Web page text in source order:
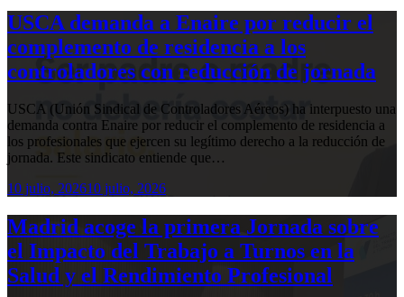
USCA demanda a Enaire por reducir el
complemento de residencia a los
controladores con reducción de jornada
USCA (Unión Sindical de Controladores Aéreos) ha interpuesto una
demanda contra Enaire por reducir el complemento de residencia a
los profesionales que ejercen su legítimo derecho a la reducción de
jornada. Este sindicato entiende que…
10 julio, 202610 julio, 2026
Madrid acoge la primera Jornada sobre
el Impacto del Trabajo a Turnos en la
Salud y el Rendimiento Profesional